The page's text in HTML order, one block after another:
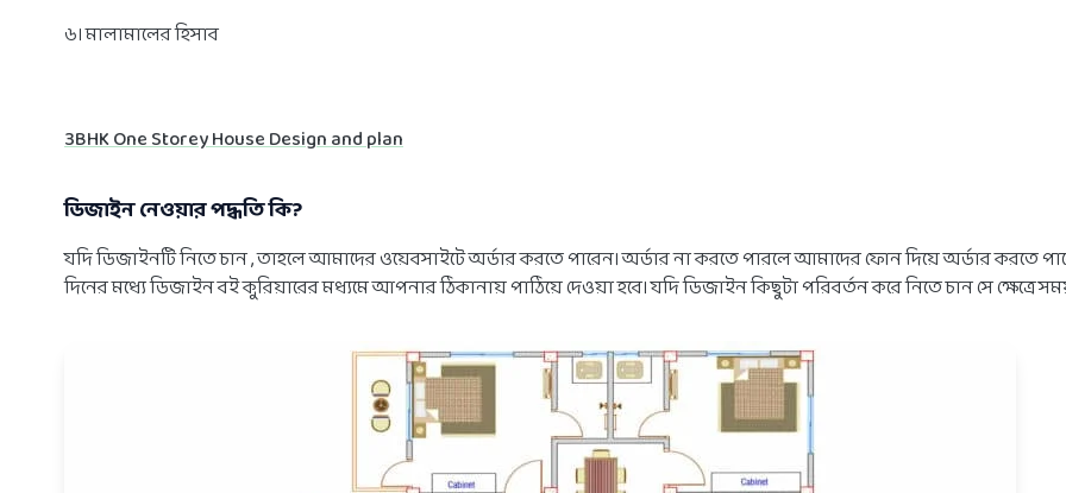
৬। মালামালের হিসাব
3BHK One Storey House Design and plan
ডিজাইন নেওয়ার পদ্ধতি কি?
যদি ডিজাইনটি নিতে চান , তাহলে আমাদের ওয়েবসাইটে অর্ডার করতে পারেন। অর্ডার না করতে পারলে আমাদের ফোন দিয়ে অর্ডার করতে
দিনের মধ্যে ডিজাইন বই কুরিয়ারের মধ্যমে আপনার ঠিকানায় পাঠিয়ে দেওয়া হবে। যদি ডিজাইন কিছুটা পরিবর্তন করে নিতে চান সে ক্ষেত্রে